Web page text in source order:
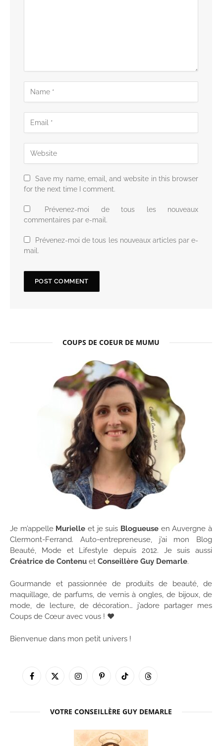
Save my name, email, and website in this browser
for the next time I comment.
Prévenez-moi de tous les nouveaux
commentaires par e-mail.
Prévenez-moi de tous les nouveaux articles par e-
mail.
COUPS DE COEUR DE MUMU
Je m’appelle Murielle et je suis Blogueuse en Auvergne à
Clermont-Ferrand. Auto-entrepreneuse, j’ai mon Blog
Beauté, Mode et Lifestyle depuis 2012. Je suis aussi
Créatrice de Contenu et Conseillère Guy Demarle.
Gourmande et passionnée de produits de beauté, de
maquillage, de parfums, de vernis à ongles, de bijoux, de
mode, de lecture, de décoration… j’adore partager mes
Coups de Cœur avec vous ! ♥
Bienvenue dans mon petit univers !
Facebook
X
InstagramPinterestTikTok Threads
VOTRE CONSEILLÈRE GUY DEMARLE